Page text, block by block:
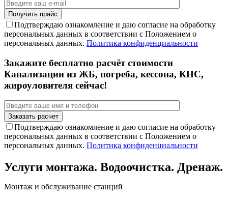
Подтверждаю ознакомление и даю согласие на обработку
персональных данных в соответствии с Положением о
персональных данных. Политика конфиденциальности
Закажите бесплатно расчёт стоимости
Канализации из ЖБ, погреба, кессона, КНС,
жироуловителя сейчас!
Подтверждаю ознакомление и даю согласие на обработку
персональных данных в соответствии с Положением о
персональных данных. Политика конфиденциальности
Услуги монтажа. Водоочистка. Дренаж.
Монтаж и обслуживание станций